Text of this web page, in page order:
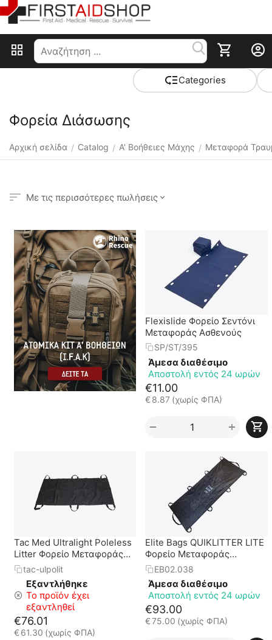
Сategories
Φορεία Διάσωσης
Αρχική σελίδα / Catalog / Α' Βοήθειες Μάχης / Μεταφορά
Με τις περισσότερες πωλήσεις
Flexislide Φορείο Σεντόνι
Μεταφοράς Ασθενούς
SP/ST/395
Άμεσα διαθέσιμο
Αποστολή εντός 24 ωρών
€11.00
€8.87 (χωρίς ΦΠΑ)
+
−
Tac Med Ultralight Poleless
Litter Φορείο Μεταφοράς
Τραυματία Τύπου Σεντόνι
tac-ulpolit
Εξαντλήθηκε
Το προϊόν έχει
εξαντληθεί
€76.01
€ 61.30 (χωρίς ΦΠΑ)
Elite Bags QUIKLITTER LITE
Φορείο Μεταφοράς
Ασθενούς
EB02.038
Άμεσα διαθέσιμο
Αποστολή εντός 24 ωρών
€93.00
€75.00 (χωρίς ΦΠΑ)